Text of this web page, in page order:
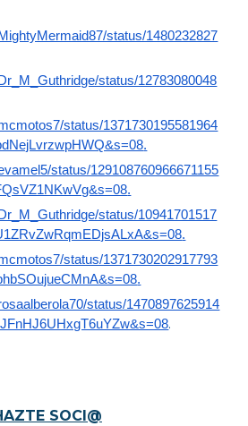
status/1480232827
status/12783080048
status/1371730195581964
.
status/129108760966671155
.
status/10941701517
.
status/1371730202917793
.
status/1470897625914
.
SOCI@